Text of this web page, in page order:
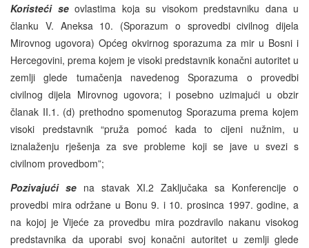
Koristeći se ovlastima koja su visokom predstavniku dana u
članku V. Aneksa 10. (Sporazum o sprovedbi civilnog dijela
Mirovnog ugovora) Općeg okvirnog sporazuma za mir u Bosni i
Hercegovini, prema kojem je visoki predstavnik konačni autoritet u
zemlji glede tumačenja navedenog Sporazuma o provedbi
civilnog dijela Mirovnog ugovora; i posebno uzimajući u obzir
članak II.1. (d) prethodno spomenutog Sporazuma prema kojem
visoki predstavnik “pruža pomoć kada to cijeni nužnim, u
iznalaženju rješenja za sve probleme koji se jave u svezi s
civilnom provedbom”;
Pozivajući se na stavak XI.2 Zaključaka sa Konferencije o
provedbi mira održane u Bonu 9. i 10. prosinca 1997. godine, a
na kojoj je Vijeće za provedbu mira pozdravilo nakanu visokog
predstavnika da uporabi svoj konačni autoritet u zemlji glede